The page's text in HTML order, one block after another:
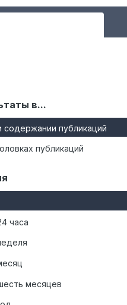
в...
содержании публикаций
публикаций
часа
месяцев